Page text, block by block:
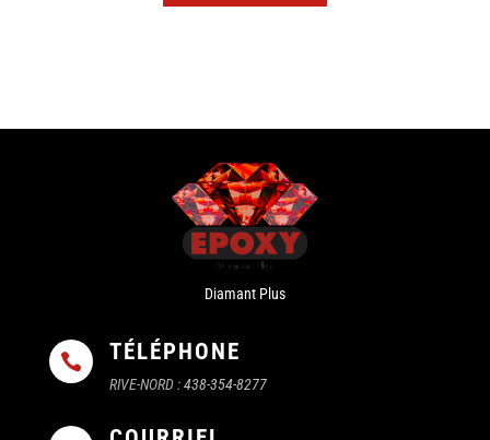
Diamant Plus
 TÉLÉPHONE
RIVE-NORD :438-354-8277